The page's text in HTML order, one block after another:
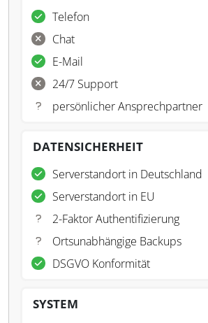
Telefon
Chat
E-Mail
24/7 Support
persönlicher Ansprechpartner
DATENSICHERHEIT
Serverstandort in Deutschland
Serverstandort in EU
2-Faktor Authentifizierung
Ortsunabhängige Backups
DSGVO Konformität
SYSTEM